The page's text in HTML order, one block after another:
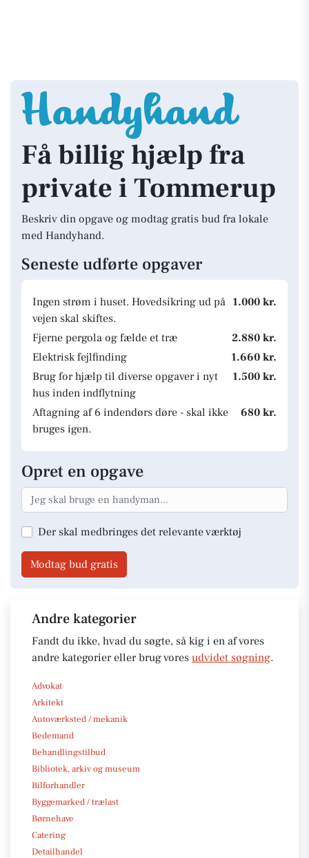
Få billig hjælp fra
private i Tommerup
Beskriv din opgave og modtag gratis bud fra lokale
med Handyhand.
Seneste udførte opgaver
Ingen strøm i huset. Hovedsikring ud på
vejen skal skiftes.
1.000 kr.
Fjerne pergola og fælde et træ
2.880 kr.
Elektrisk fejlfinding
1.660 kr.
Brug for hjælp til diverse opgaver i nyt
hus inden indflytning
1.500 kr.
Aftagning af 6 indendørs døre - skal ikke
bruges igen.
680 kr.
Opret en opgave
Der skal medbringes det relevante værktøj
Modtag bud gratis
Andre kategorier
Fandt du ikke, hvad du søgte, så kig i en af vores
andre kategorier eller brug vores udvidet søgning.
Advokat
Arkitekt
Autoværksted / mekanik
Bedemand
Behandlingstilbud
Bibliotek, arkiv og museum
Bilforhandler
Byggemarked / trælast
Børnehave
Catering
Detailhandel